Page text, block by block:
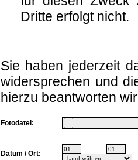
Dritte erfolgt nicht.
Sie haben jederzeit
widersprechen und
hierzu beantworten
Fotodatei:
Datum / Ort: